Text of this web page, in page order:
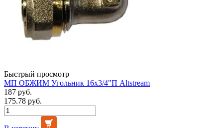
Быстрый просмотр
МП ОБЖИМ Угольник 16х3/4"П Altstream
187 руб.
175.78 руб.